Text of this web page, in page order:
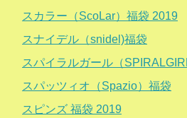
スカラー（ScoLar）福袋 2019
スナイデル（snidel)福袋
スパイラルガール（
スパッツィオ（Spazio）福袋
スピンズ 福袋 2019